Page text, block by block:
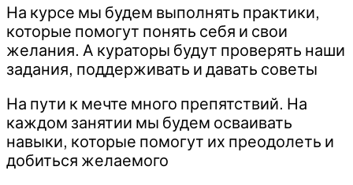
На курсе мы будем выполнять практики,
которые помогут понять себя и свои
желания. А кураторы будут проверять наши
задания, поддерживать и давать советы
На пути к мечте много препятствий. На
каждом занятии мы будем осваивать
навыки, которые помогут их преодолеть и
добиться желаемого